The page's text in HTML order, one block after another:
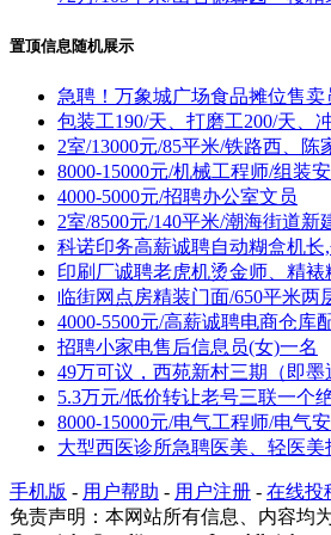
置顶信息随机展示
急聘！万象城广场食品摊位售卖
包装工190/天、打磨工200/天、
2室/13000元/85平米/铁路西、陈
8000-15000元/机械工程师/组装
4000-5000元/招聘办公室文员
2室/8500元/140平米/潮海街道
科诺印务高薪诚聘自动糊盒机
印刷厂诚聘老虎机烫金师、精
临街网点房精装门面/650平米
4000-5500元/高薪诚聘电商仓库
招聘小家电售后信息员(女)一名
49万可议，西苑新村三期（即墨
5.3万元/低价转让老号三联一个
8000-15000元/电气工程师/电气
大型西医诊所急聘医美、轻医美
手机版 - 用户帮助 - 用户注册 - 在线投
免责声明：本网站所有信息、内容均